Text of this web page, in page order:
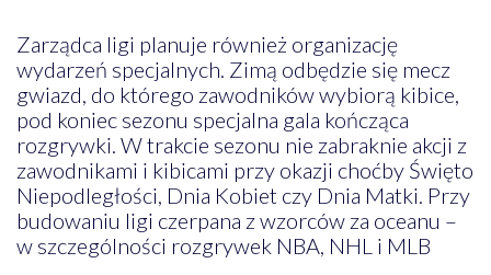
Zarządca ligi planuje również organizację
wydarzeń specjalnych. Zimą odbędzie się mecz
gwiazd, do którego zawodników wybiorą kibice,
pod koniec sezonu specjalna gala kończąca
rozgrywki. W trakcie sezonu nie zabraknie akcji z
zawodnikami i kibicami przy okazji choćby Święto
Niepodległości, Dnia Kobiet czy Dnia Matki. Przy
budowaniu ligi czerpana z wzorców za oceanu –
w szczególności rozgrywek NBA, NHL i MLB